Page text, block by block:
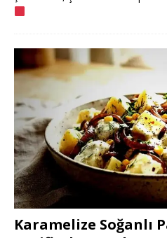
Karamelize Soğanlı